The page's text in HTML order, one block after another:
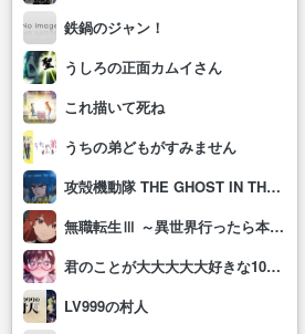
鉄鍋のジャン！
うしろの正面カムイさん
これ描いて死ね
うちの弟どもがすみません
攻殻機動隊 THE GHOST IN THE SHELL
無職転生Ⅲ ～異世界行ったら本気だす～
君のことが大大大大大好きな100人の彼女(第3期)
LV999の村人